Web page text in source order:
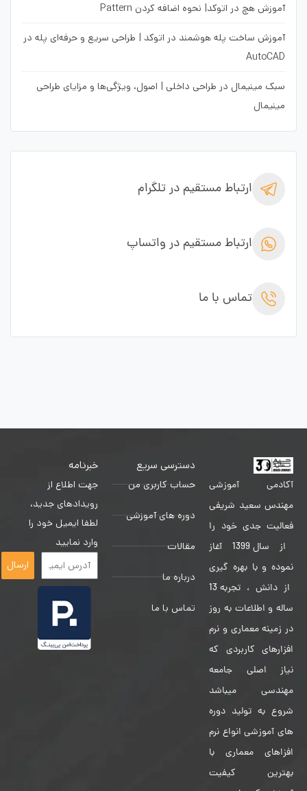
آموزش هچ در اتوکد| نحوه اضافه کردن Pattern
آموزش ساخت پله هوشمند در اتوکد | طراحی سریع و حرفه‌ای پله در
AutoCAD
سبک مینیمال در طراحی داخلی | اصول، ویژگی‌ها و مزایای طراحی
مینیمال
ارتباط مستقیم در تلگرام
ارتباط مستقیم در واتساپ
تماس با ما
آکادمی آموزشی
مهندس سعید شریفی
فعالیت جدی خود را
از سال 1399 آغاز
نموده و با بهره گیری
از دانش ، تجربه 13
ساله و اطلاعات به روز
در زمینه معماری و نرم
افزارهای کاربردی که
نیاز اصلی جامعه
مهندسی میباشد
شروع به تولید دوره
های آموزشی انواع نرم
افزاهای معماری با
بهترین کیفیت
دسترسی سریع
حساب کاربری من
دوره های آموزشی
مقالات
درباره ما
تماس با ما
خبرنامه
جهت اطلاع از
رویدادهای جدید،
لطفا ایمیل خود را
وارد نمایید
ارسال